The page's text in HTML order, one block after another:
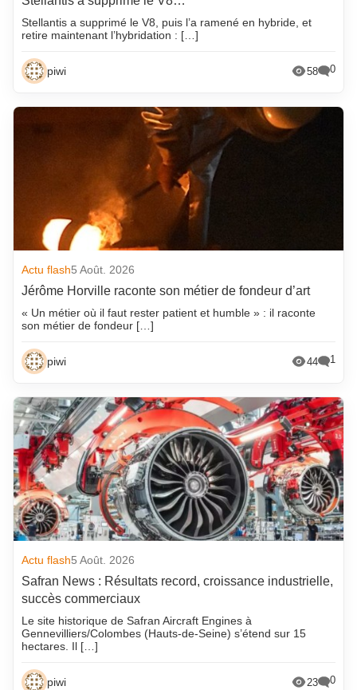
Stellantis a supprimé le V8, puis l’a ramené en hybride, et
retire maintenant l’hybridation : […]
piwi 58 0
Actu flash5 Août. 2026
Jérôme Horville raconte son métier de fondeur d’art
« Un métier où il faut rester patient et humble » : il raconte
son métier de fondeur […]
piwi 44 1
Actu flash5 Août. 2026
Safran News : Résultats record, croissance industrielle,
succès commerciaux
Le site historique de Safran Aircraft Engines à
Gennevilliers/Colombes (Hauts-de-Seine) s’étend sur 15
hectares. Il […]
piwi 23 0